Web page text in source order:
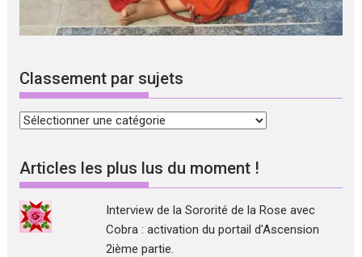
Classement par sujets
Classement
sujets
Articles les plus lus du moment !
Interview de la Sororité de la Rose avec
Cobra : activation du portail d'Ascension
2ième partie.